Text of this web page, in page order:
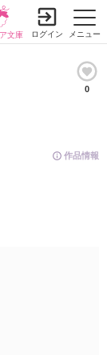
メニュー
文庫 ログイン
0
作品情報